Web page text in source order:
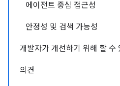
에이전트 중심 접근성
안정성 및 검색 가능성
개발자가 개선하기 위해 할 수
의견